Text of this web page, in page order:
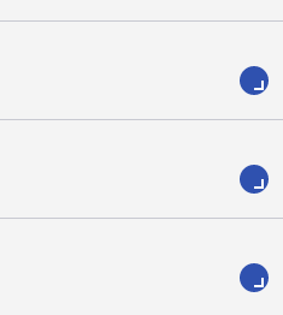
Taiki Yamaguchi